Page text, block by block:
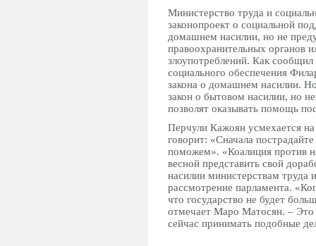
Министерство труда и
законопроект о социальной
домашнем насилии, но не
правоохранительных органов
злоупотреблений. Как
социального обеспечения
закона о домашнем насилии.
закон о бытовом насилии, но
позволят оказывать помощь
Перчули Кажоян усмехается
говорит: «Сначала
поможем». «Коалиция против
весной представить свой
насилии министерствам труда
рассмотрение парламента.
что государство не будет
отмечает Маро Матосян. – Это
сейчас принимать подобные